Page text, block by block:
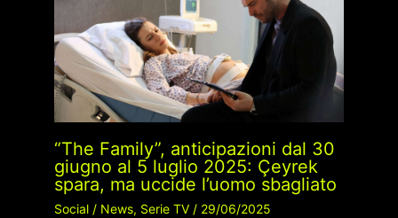
“The Family”, anticipazioni dal 30
giugno al 5 luglio 2025: Çeyrek
spara, ma uccide l’uomo sbagliato
Social/ News, Serie TV/ 29/06/2025